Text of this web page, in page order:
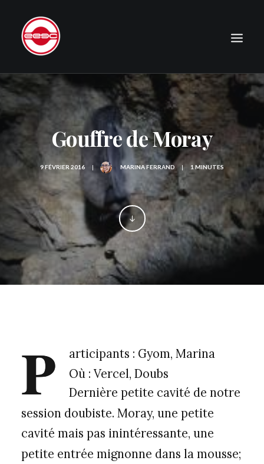
LE CLUB
EXPÉDITIONS
JOURNAL
PHOTOGRAPHIE
PUBLICATIONS
CONTACT
Gouffre de Moray
9 FÉVRIER 2016 | MARINA FERRAND | 1 MINUTES
P
articipants : Gyom, Marina
Où : Vercel, Doubs
Dernière petite cavité de notre
session doubiste. Moray, une petite
cavité mais pas inintéressante, une
petite entrée mignonne dans la mousse;